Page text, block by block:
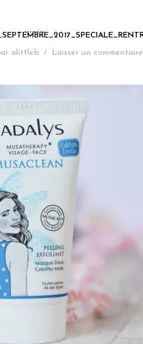
alittleb / Laisser un commentaire